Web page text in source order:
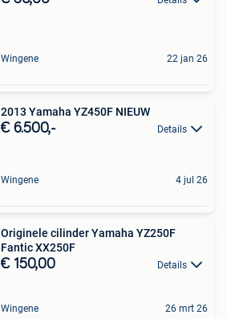
Wingene 22 jan 26
2013 Yamaha YZ450F NIEUW
€ 6.500,- Details
Wingene 4 jul 26
Originele cilinder Yamaha YZ250F
Fantic XX250F
€ 150,00 Details
Wingene 26 mrt 26